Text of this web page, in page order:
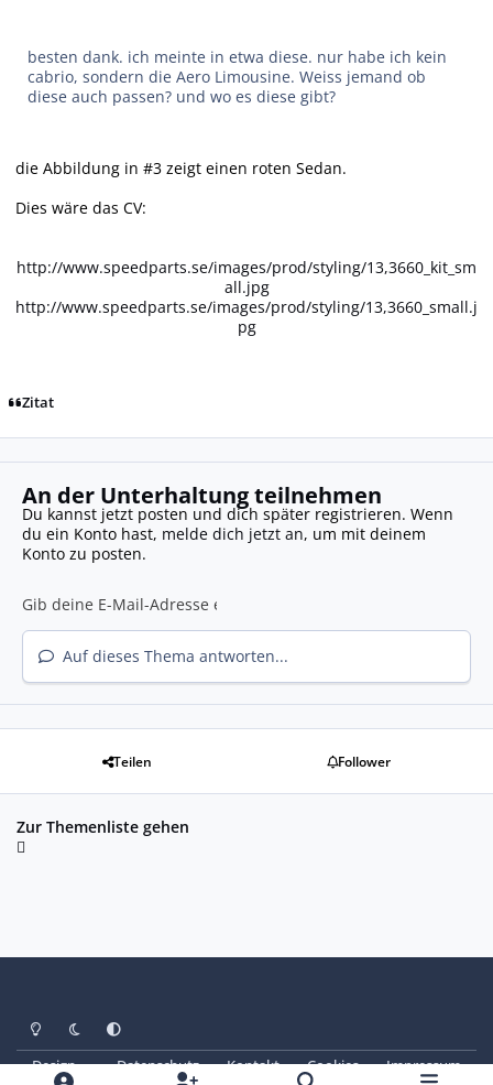
besten dank. ich meinte in etwa diese. nur habe ich kein
cabrio, sondern die Aero Limousine. Weiss jemand ob
diese auch passen? und wo es diese gibt?
die Abbildung in #3 zeigt einen roten Sedan.
Dies wäre das CV:
http://www.speedparts.se/images/prod/styling/13,3660_kit_sm
all.jpg
http://www.speedparts.se/images/prod/styling/13,3660_small.j
pg
Zitat
An der Unterhaltung teilnehmen
Du kannst jetzt posten und dich später registrieren. Wenn
du ein Konto hast, melde dich jetzt an, um mit deinem
Konto zu posten.
Auf dieses Thema antworten...
Teilen Follower
Zur Themenliste gehen
Heller ModusDunkler Modus
Systemeinstellung
Design Datenschutz Kontakt Cookies
Impressum